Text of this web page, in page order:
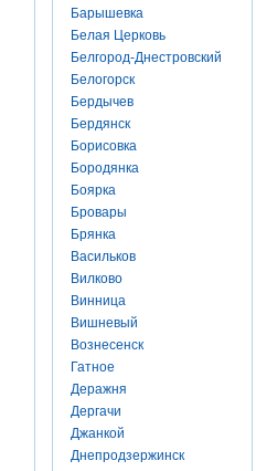
Барышевка
Белая Церковь
Белгород-Днестровский
Белогорск
Бердычев
Бердянск
Борисовка
Бородянка
Боярка
Бровары
Брянка
Васильков
Вилково
Винница
Вишневый
Вознесенск
Гатное
Деражня
Дергачи
Джанкой
Днепродзержинск